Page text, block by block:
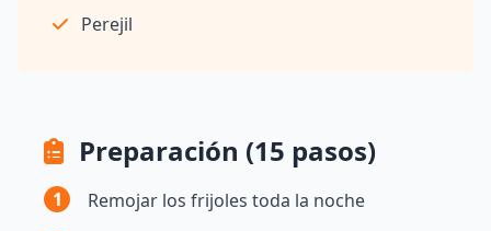
Perejil
Preparación (15 pasos)
1
Remojar los frijoles toda la noche